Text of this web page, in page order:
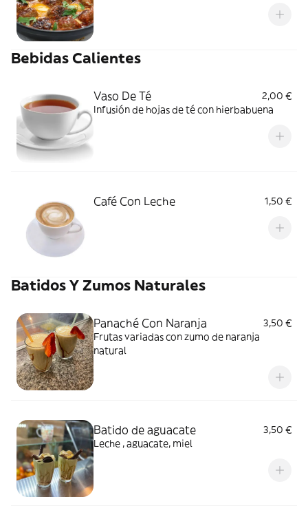
Bebidas Calientes
Vaso De Té
2,00 €
Infusión de hojas de té con hierbabuena
Café Con Leche 1,50 €
Batidos Y Zumos Naturales
Panaché Con Naranja
3,50 €
Frutas variadas con zumo de naranja
natural
Batido de aguacate
3,50 €
Leche , aguacate, miel